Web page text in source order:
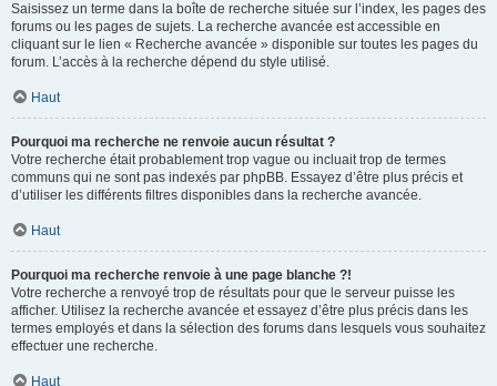
Saisissez un terme dans la boîte de recherche située sur l’index, les pages des
forums ou les pages de sujets. La recherche avancée est accessible en
cliquant sur le lien « Recherche avancée » disponible sur toutes les pages du
forum. L’accès à la recherche dépend du style utilisé.
Haut
Pourquoi ma recherche ne renvoie aucun résultat ?
Votre recherche était probablement trop vague ou incluait trop de termes
communs qui ne sont pas indexés par phpBB. Essayez d’être plus précis et
d’utiliser les différents filtres disponibles dans la recherche avancée.
Haut
Pourquoi ma recherche renvoie à une page blanche ?!
Votre recherche a renvoyé trop de résultats pour que le serveur puisse les
afficher. Utilisez la recherche avancée et essayez d’être plus précis dans les
termes employés et dans la sélection des forums dans lesquels vous souhaitez
effectuer une recherche.
Haut